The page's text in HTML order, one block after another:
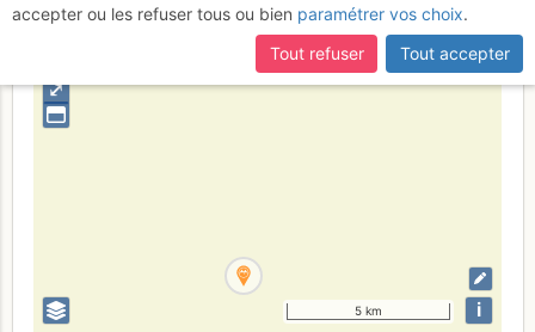
⤢
+
5 km i
accepter ou les refuser tous ou bien paramétrer vos choix.
Tout refuser
Tout accepter